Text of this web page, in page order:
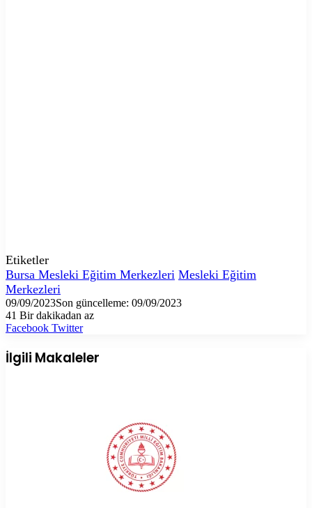
Etiketler
Bursa Mesleki Eğitim Merkezleri Mesleki Eğitim
Merkezleri
09/09/2023Son güncelleme: 09/09/2023
41 Bir dakikadan az
Facebook TwitterLinkedIn
Tumblr
Pinterest
Reddit
VKontakte
E-
ile
paylaş
Yazdır
İlgili Makaleler